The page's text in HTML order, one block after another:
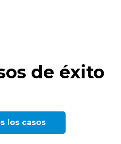
de éxito
los casos
DE
INGENIERÍA
CIUDAD